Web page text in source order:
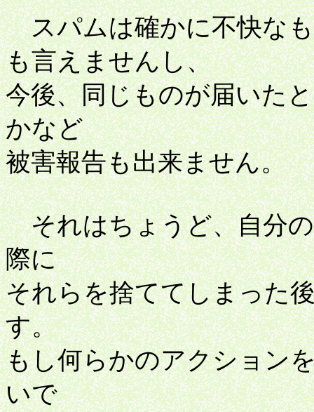
スパムは確かに不快なも
も言えませんし、
今後、同じものが届いた
かなど
被害報告も出来ません。
それはちょうど、自分の
際に
それらを捨ててしまった
す。
もし何らかのアクション
いで